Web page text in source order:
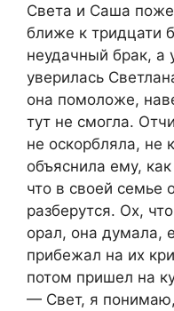
Света и Саша
ближе к тридцати
неудачный брак, а
уверилась
она помоложе,
тут не смогла.
не оскорбляла, не
объяснила ему,
что в своей семье
разберутся. Ох,
орал, она думала,
прибежал на их
потом пришел на
— Свет, я